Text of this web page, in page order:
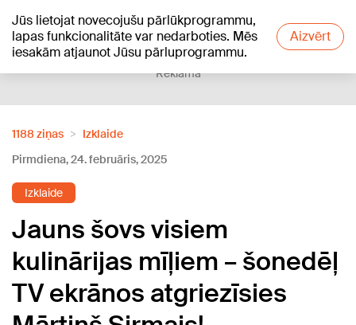
Jūs lietojat novecojušu pārlūkprogrammu,
lapas funkcionalitāte var nedarboties. Mēs
iesakām atjaunot Jūsu pārluprogrammu.
Aizvērt
+24°C
Reklāma
1188 ziņas
Izklaide
Pirmdiena, 24. februāris, 2025
Izklaide
Jauns šovs visiem
kulinārijas mīļiem – šonedēļ
TV ekrānos atgriezīsies